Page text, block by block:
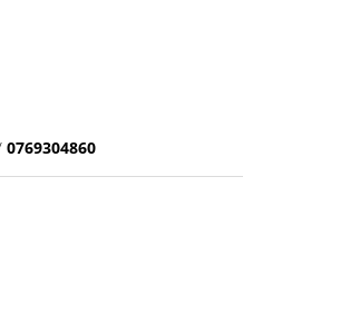
0769304860